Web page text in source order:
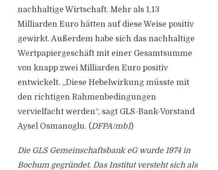
nachhaltige Wirtschaft. Mehr als 1,13
Milliarden Euro hätten auf diese Weise positiv
gewirkt. Außerdem habe sich das nachhaltige
Wertpapiergeschäft mit einer Gesamtsumme
von knapp zwei Milliarden Euro positiv
entwickelt. „Diese Hebelwirkung müsste mit
den richtigen Rahmenbedingungen
vervielfacht werden“, sagt GLS-Bank-Vorstand
Aysel Osmanoglu. (DFPA/mb1)
Die GLS Gemeinschaftsbank eG wurde 1974 in
Bochum gegründet. Das Institut versteht sich als